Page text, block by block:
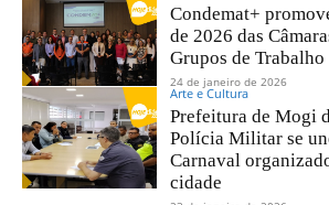
Condemat+
de 2026 das
Grupos de Trabalho
24 de janeiro de 2026
Arte e Cultura
Prefeitura de Mogi
Polícia Militar se
Carnaval
cidade